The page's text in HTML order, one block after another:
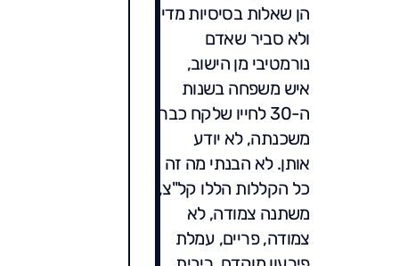
הן שאלות בסיסיות מדי
ולא סביר שאדם
נורמטיבי מן הישוב,
איש משפחה בשנות
ה-30 לחייו שלקח כבר
משכנתה, לא יודע
אותן. לא הבנתי מה זה
כל הקללות הללו קל"צ,
משתנה צמודה, לא
צמודה, פריים, עמלת